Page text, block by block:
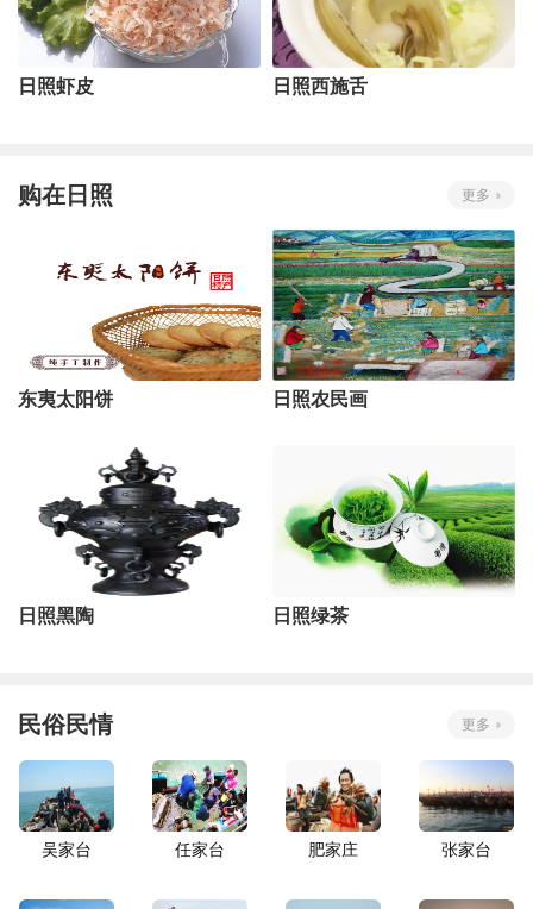
日照虾皮 日照西施舌
购在日照 更多
东夷太阳饼 日照农民画
日照黑陶 日照绿茶
民俗民情 更多
吴家台 任家台 肥家庄 张家台